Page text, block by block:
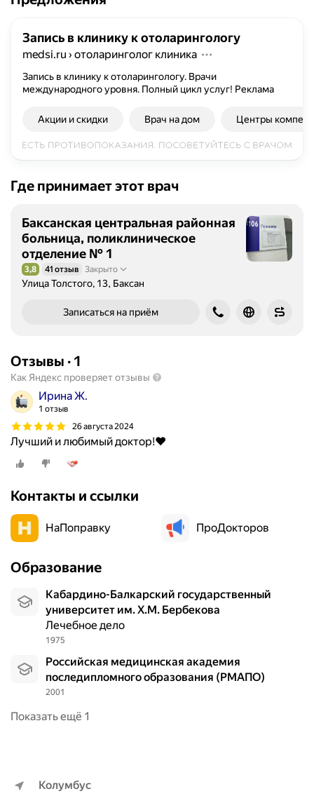
Запись в клинику к отоларингологу
medsi.ru › отоларинголог клиника
Запись в клинику к отоларингологу. Врачи
международного уровня. Полный цикл услуг! Реклама
Акции и скидки Врач на дом Центры
Где принимает этот врач
Баксанская центральная районная
больница, поликлиническое
отделение № 1
Рейтинг 3,8 из 5
3,8 41 отзыв Закрыто
Улица Толстого, 13, Баксан
Записаться на приём
Отзывы · 1
Как Яндекс проверяет отзывы
Ирина Ж.
1 отзыв
26 августа 2024
Лучший и любимый доктор!❤️
Контакты и ссылки
НаПоправку ПроДокторов
Образование
Кабардино-Балкарский государственный
университет им. Х.М. Бербекова
Лечебное дело
1975
Российская медицинская академия
последипломного образования (РМАПО)
2001
Показать ещё 1
Колумбус